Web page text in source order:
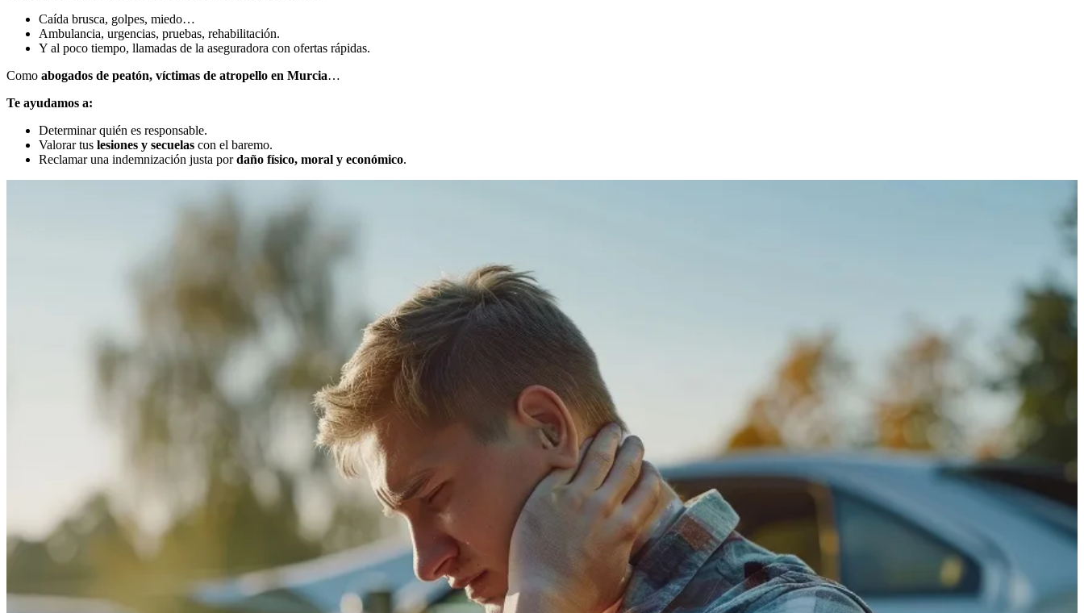
Caída brusca, golpes, miedo…
Ambulancia, urgencias, pruebas, rehabilitación.
Y al poco tiempo, llamadas de la aseguradora con ofertas rápidas.
Como abogados de peatón, víctimas de atropello en Murcia…
Te ayudamos a:
Determinar quién es responsable.
Valorar tus lesiones y secuelas con el baremo.
Reclamar una indemnización justa pordaño físico, moral y económico.